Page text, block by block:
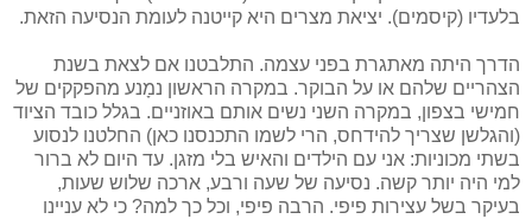
בלעדיו (קיסמים). יציאת מצרים היא קייטנה לעומת הנסיעה הזאת.
הדרך היתה מאתגרת בפני עצמה. התלבטנו אם לצאת בשנת
הצהריים שלהם או על הבוקר. במקרה הראשון נמָנע מהפקקים של
חמישי בצפון, במקרה השני נשים אותם באוזניים. בגלל כובד הציוד
(והגלשן שצריך להידחס, הרי לשמו התכנסנו כאן) החלטנו לנסוע
בשתי מכוניות: אני עם הילדים והאיש בלי מזגן. עד היום לא ברור
למי היה יותר קשה. נסיעה של שעה ורבע, ארכה שלוש שעות,
בעיקר בשל עצירות פיפי. הרבה פיפי, וכל כך למה? כי לא עניינו